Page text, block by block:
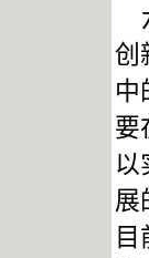
创
中
要
以
展